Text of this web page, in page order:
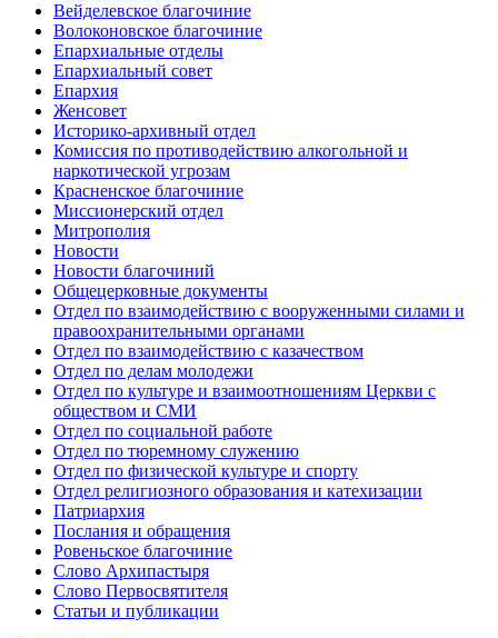
Вейделевское благочиние
Волоконовское благочиние
Епархиальные отделы
Епархиальный совет
Епархия
Женсовет
Историко-архивный отдел
Комиссия по противодействию алкогольной и
наркотической угрозам
Красненское благочиние
Миссионерский отдел
Митрополия
Новости
Новости благочиний
Общецерковные документы
Отдел по взаимодействию с вооруженными силами и
правоохранительными органами
Отдел по взаимодействию с казачеством
Отдел по делам молодежи
Отдел по культуре и взаимоотношениям Церкви с
обществом и СМИ
Отдел по социальной работе
Отдел по тюремному служению
Отдел по физической культуре и спорту
Отдел религиозного образования и катехизации
Патриархия
Послания и обращения
Ровеньское благочиние
Слово Архипастыря
Слово Первосвятителя
Статьи и публикации